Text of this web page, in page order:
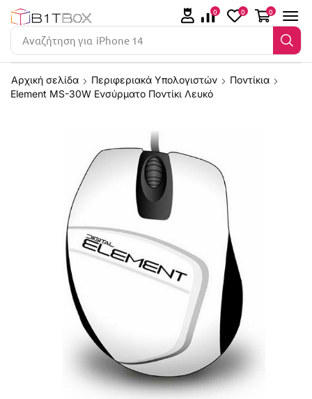
Αναζήτηση για iPhone 14
0 0 0
Αρχική σελίδα Περιφεριακά Υπολογιστών
Ποντίκια
Element MS-30W Ενσύρματο Ποντίκι Λευκό